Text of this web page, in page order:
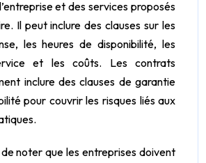
et des services proposés
Il peut inclure des clauses sur les
les heures de disponibilité, les
et les coûts. Les contrats
inclure des clauses de garantie
pour couvrir les risques liés aux
noter que les entreprises doivent